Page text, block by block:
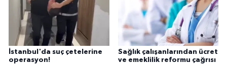
İstanbul'da suç çetelerine
operasyon!
Sağlık çalışanlarından ücret
ve emeklilik reformu çağrısı